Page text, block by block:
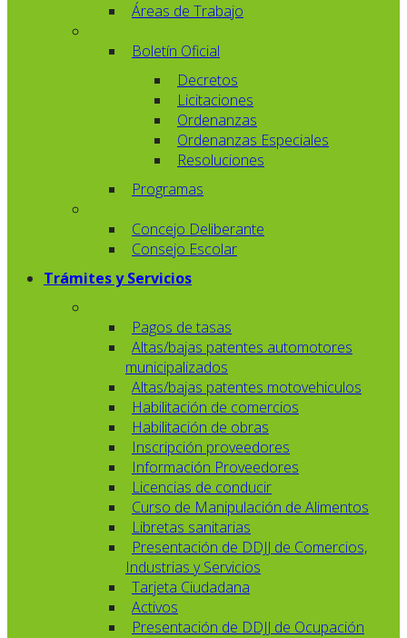
Áreas de Trabajo
Boletín Oficial
Decretos
Licitaciones
Ordenanzas
Ordenanzas Especiales
Resoluciones
Programas
Concejo Deliberante
Consejo Escolar
Trámites y Servicios
Pagos de tasas
Altas/bajas patentes automotores
municipalizados
Altas/bajas patentes motovehiculos
Habilitación de comercios
Habilitación de obras
Inscripción proveedores
Información Proveedores
Licencias de conducir
Curso de Manipulación de Alimentos
Libretas sanitarias
Presentación de DDJJ de Comercios,
Industrias y Servicios
Tarjeta Ciudadana
Activos
Presentación de DDJJ de Ocupación